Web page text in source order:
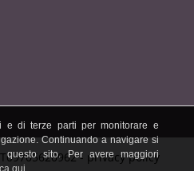
- privacy policy
e di terze parti per monitorare e
Continuando a navigare si
questo sito. Per avere maggiori
qui